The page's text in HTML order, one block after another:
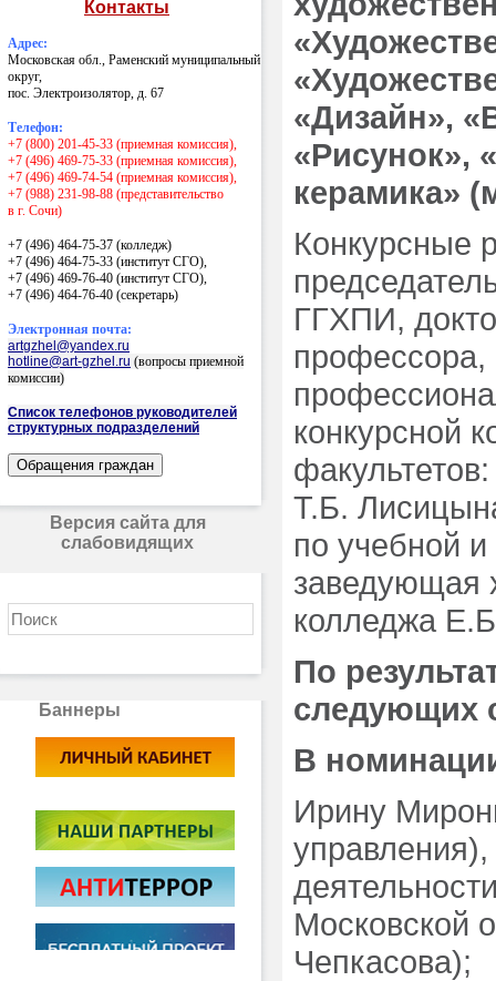
Контакты
Адрес:
Московская обл., Раменский муниципальный
округ,
пос. Электроизолятор, д. 67
Телефон:
+7 (800) 201-45-33 (приемная комиссия),
+7 (496) 469-75-33 (приемная комиссия),
+7 (496) 469-74-54 (приемная комиссия),
+7 (988) 231-98-88 (представительство
в г. Сочи)
+7 (496) 464-75-37 (колледж)
+7 (496) 464-75-33 (институт СГО),
+7 (496) 469-76-40 (институт СГО),
+7 (496) 464-76-40 (секретарь)
Электронная почта:
artgzhel@yandex.ru
hotline@art-gzhel.ru (вопросы приемной
комиссии)
Список телефонов руководителей
структурных подразделений
Версия сайта для
слабовидящих
Баннеры
«Дизайн»,
«Рисунок»,
керамика»
Конкурсные
ГГХПИ,
профессора,
конкурсной
Т.Б.
по учебной
заведующая
колледжа
По
следующих
В
Ирину
Московской
Чепкасова);